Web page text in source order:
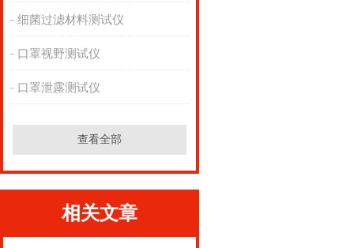
细菌过滤材料测试仪
口罩视野测试仪
口罩泄露测试仪
查看全部
相关文章